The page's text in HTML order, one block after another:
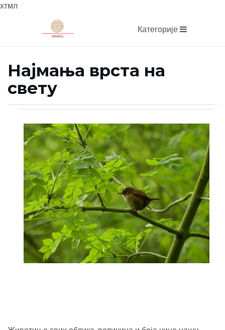
хтмл
Категорије
Најмања врста на
свету